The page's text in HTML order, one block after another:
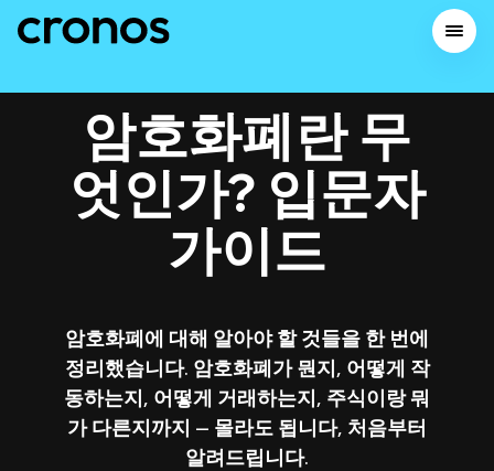
암호화폐란 무
엇인가? 입문자
가이드
암호화폐에 대해 알아야 할 것들을 한 번에
정리했습니다. 암호화폐가 뭔지, 어떻게 작
동하는지, 어떻게 거래하는지, 주식이랑 뭐
가 다른지까지 — 몰라도 됩니다, 처음부터
알려드립니다.